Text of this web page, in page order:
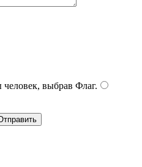
выбрав Флаг.